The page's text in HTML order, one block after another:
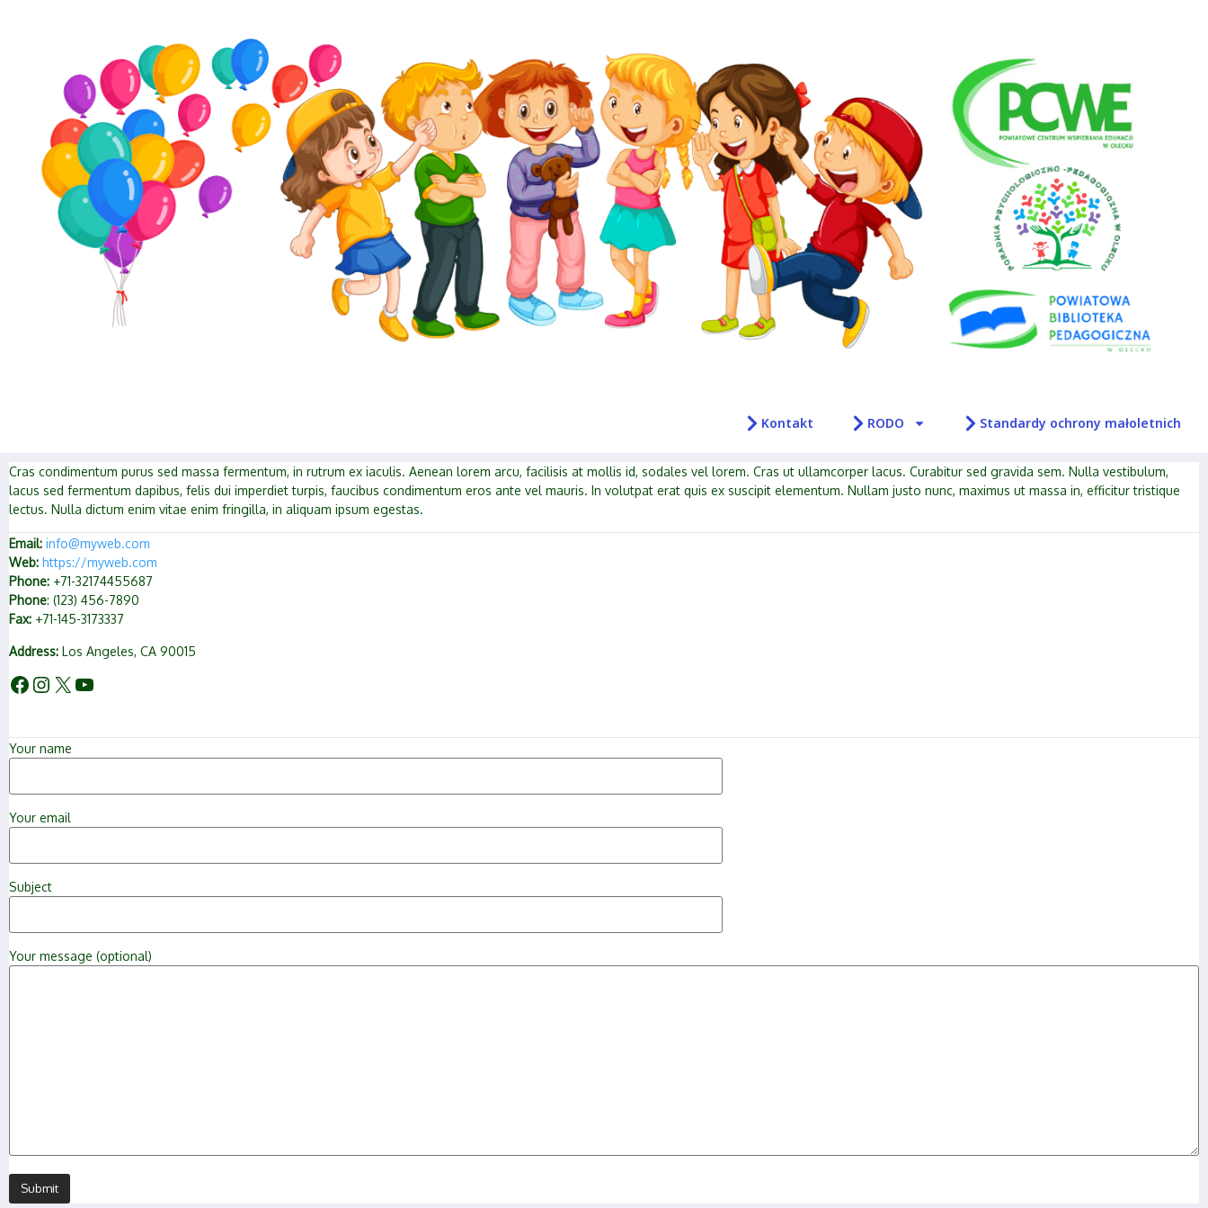
Kontakt RODO Standardy ochrony małoletnich
Cras condimentum purus sed massa fermentum, in rutrum ex iaculis. Aenean lorem arcu, facilisis at mollis id, sodales vel lorem. Cras ut ullamcorper lacus. Curabitur sed gravida sem. Nulla vestibulum,
lacus sed fermentum dapibus, felis dui imperdiet turpis, faucibus condimentum eros ante vel mauris. In volutpat erat quis ex suscipit elementum. Nullam justo nunc, maximus ut massa in, efficitur tristique
lectus. Nulla dictum enim vitae enim fringilla, in aliquam ipsum egestas.
Email: info@myweb.com
Web: https://myweb.com
Phone: +71-32174455687
Phone: (123) 456-7890
Fax: +71-145-3173337
Address: Los Angeles, CA 90015
Your name
Your email
Subject
Your message (optional)